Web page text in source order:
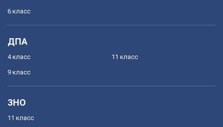
6 класс
ДПА
4 класс
9 класс
11 класс
ЗНО
11 класс